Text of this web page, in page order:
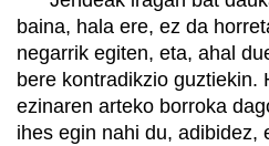
baina, hala ere, ez da
negarrik egiten, eta, ahal
bere kontradikzio guztiekin.
ezinaren arteko borroka
ihes egin nahi du, adibidez,